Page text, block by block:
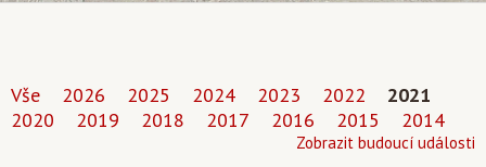
Vše 2026 2025 2024 2023 2022
2021
2020
2019 2018 2017 2016 2015 2014
Zobrazit budoucí události